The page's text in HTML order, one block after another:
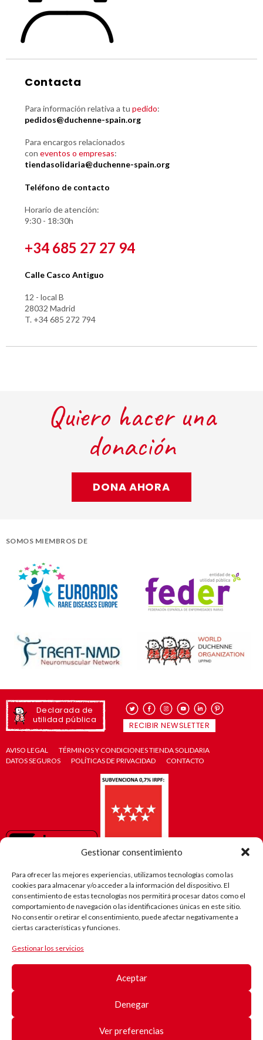
Gestionar consentimiento
Para ofrecer las mejores experiencias, utilizamos tecnologías como las
cookies para almacenar y/o acceder a la información del dispositivo. El
consentimiento de estas tecnologías nos permitirá procesar datos como el
comportamiento de navegación o las identificaciones únicas en este sitio.
No consentir o retirar el consentimiento, puede afectar negativamente a
ciertas características y funciones.
Gestionar los servicios
Aceptar
Denegar
Ver preferencias
Contacta
Para información relativa a tu pedido:
pedidos@duchenne-spain.org
Para encargos relacionados
con eventos o empresas:
tiendasolidaria@duchenne-spain.org
Teléfono de contacto
Horario de atención:
9:30 - 18:30h
+34 685 27 27 94
Calle Casco Antiguo
12 - local B
28032 Madrid
T. +34 685 272 794
Quiero hacer una
donación
DONA AHORA
SOMOS MIEMBROS DE
Declarada de
utilidad pública
RECIBIR NEWSLETTER
AVISO LEGAL
TÉRMINOS Y CONDICIONES TIENDA SOLIDARIA
DATOS SEGUROS
POLÍTICAS DE PRIVACIDAD CONTACTO
El camino